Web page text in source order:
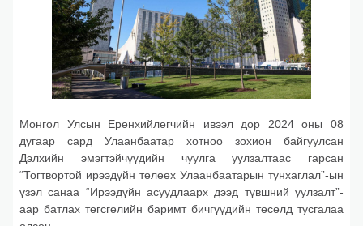
Монгол Улсын Ерөнхийлөгчийн ивээл дор 2024 оны 08
дугаар сард Улаанбаатар хотноо зохион байгуулсан
Дэлхийн эмэгтэйчүүдийн чуулга уулзалтаас гарсан
“Тогтвортой ирээдүйн төлөөх Улаанбаатарын тунхаглал”-ын
үзэл санаа “Ирээдүйн асуудлаарх дээд түвшний уулзалт”-
аар батлах төгсгөлийн баримт бичгүүдийн төсөлд тусгалаа